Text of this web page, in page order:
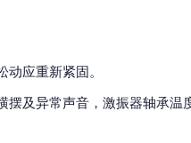
应重新紧固。
及异常声音，激振器轴承温度